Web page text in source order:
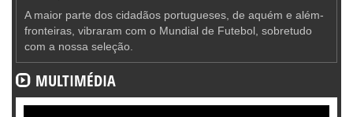
A maior parte dos cidadãos portugueses, de aquém e além-
fronteiras, vibraram com o Mundial de Futebol, sobretudo
com a nossa seleção.
MULTIMÉDIA